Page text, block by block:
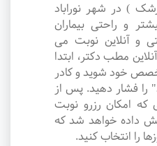
) در شهر نوراباد
و راحتی بیماران
و آنلاین نوبت می
مطب دکتر، ابتدا
خود شوید و کادر
را فشار دهید. پس از
امکان رزرو نوبت
داده خواهد شد که
را انتخاب کنید.